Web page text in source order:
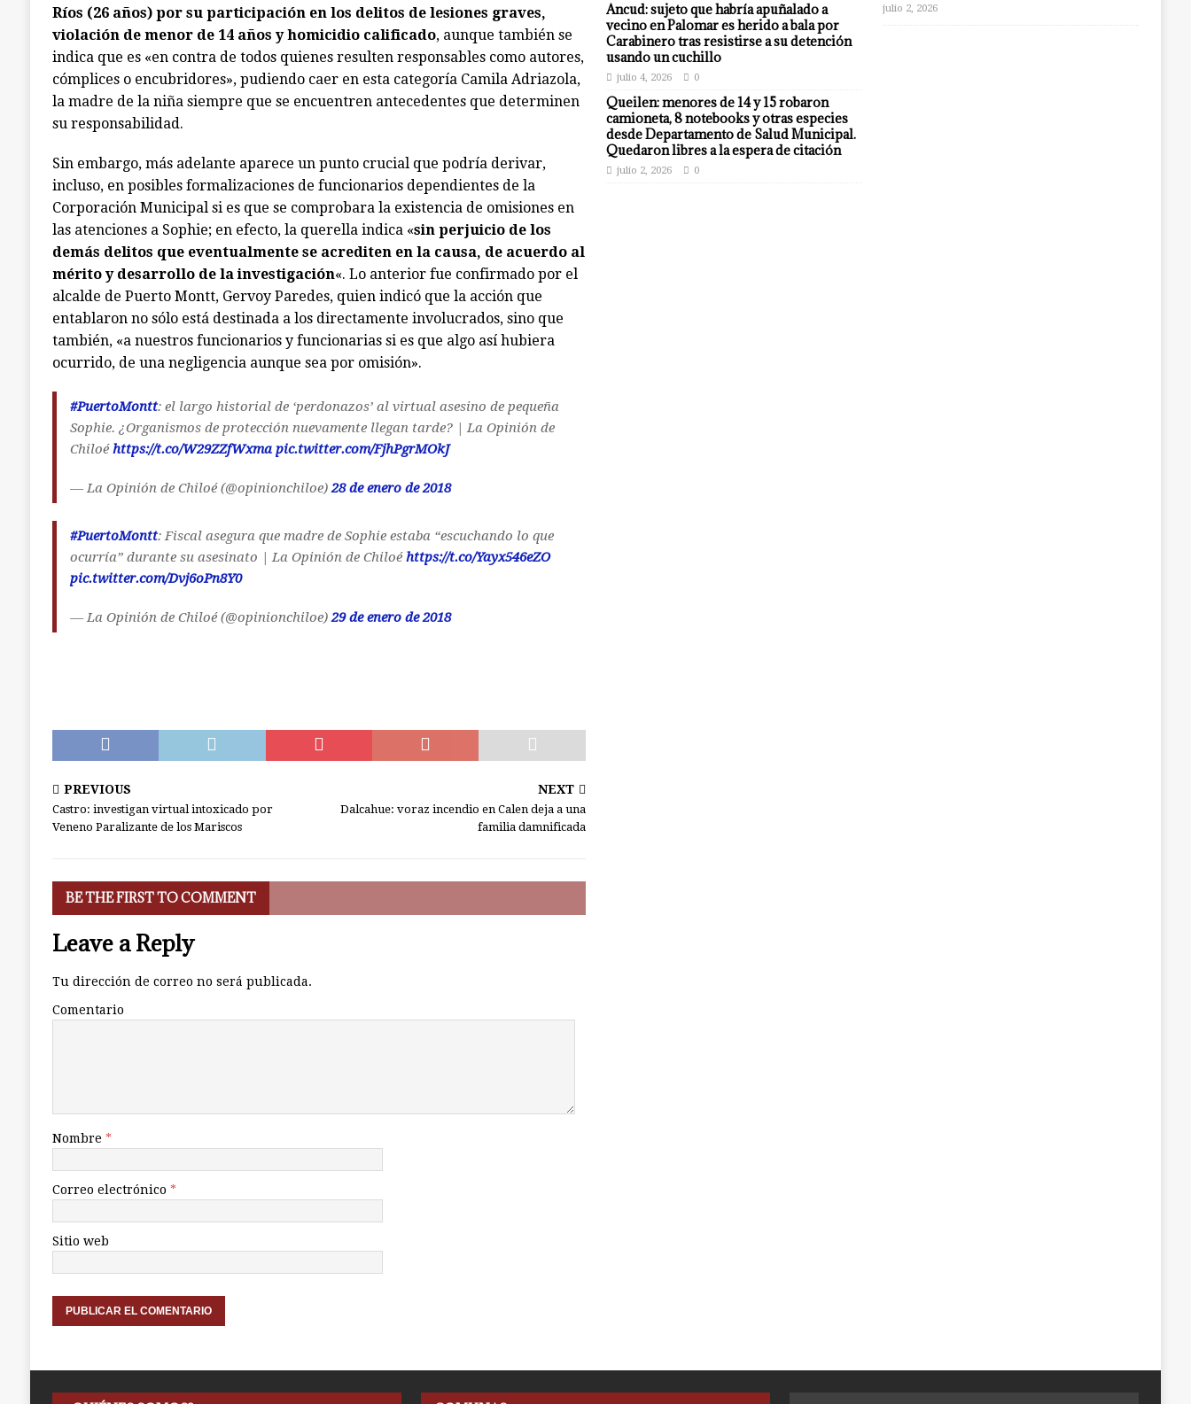
Ríos (26 años) por su participación en los delitos de lesiones graves,
violación de menor de 14 años y homicidio calificado, aunque también se
indica que es «en contra de todos quienes resulten responsables como autores,
cómplices o encubridores», pudiendo caer en esta categoría Camila Adriazola,
la madre de la niña siempre que se encuentren antecedentes que determinen
su responsabilidad.
Sin embargo, más adelante aparece un punto crucial que podría derivar,
incluso, en posibles formalizaciones de funcionarios dependientes de la
Corporación Municipal si es que se comprobara la existencia de omisiones en
las atenciones a Sophie; en efecto, la querella indica «sin perjuicio de los
demás delitos que eventualmente se acrediten en la causa, de acuerdo al
mérito y desarrollo de la investigación«. Lo anterior fue confirmado por el
alcalde de Puerto Montt, Gervoy Paredes, quien indicó que la acción que
entablaron no sólo está destinada a los directamente involucrados, sino que
también, «a nuestros funcionarios y funcionarias si es que algo así hubiera
ocurrido, de una negligencia aunque sea por omisión».
#PuertoMontt: el largo historial de ‘perdonazos’ al virtual asesino de pequeña
Sophie. ¿Organismos de protección nuevamente llegan tarde? | La Opinión de
Chiloéhttps://t.co/W29ZZfWxma pic.twitter.com/FjhPgrMOkJ
— La Opinión de Chiloé (@opinionchiloe)28 de enero de 2018
#PuertoMontt: Fiscal asegura que madre de Sophie estaba “escuchando lo que
ocurría” durante su asesinato | La Opinión de Chiloéhttps://t.co/Yayx546eZO
pic.twitter.com/Dvj6oPn8Y0
— La Opinión de Chiloé (@opinionchiloe)29 de enero de 2018
PREVIOUS
Castro: investigan virtual intoxicado por
Veneno Paralizante de los Mariscos
NEXT
Dalcahue: voraz incendio en Calen deja a una
familia damnificada
BE THE FIRST TO COMMENT
Leave a Reply
Tu dirección de correo no será publicada.
Comentario
Nombre *
Correo electrónico *
Sitio web
Ancud: sujeto que habría apuñalado a
vecino en Palomar es herido a bala por
Carabinero tras resistirse a su detención
usando un cuchillo
julio 4, 2026 0
Queilen: menores de 14 y 15 robaron
camioneta, 8 notebooks y otras especies
desde Departamento de Salud Municipal.
Quedaron libres a la espera de citación
julio 2, 2026 0
julio 2, 2026